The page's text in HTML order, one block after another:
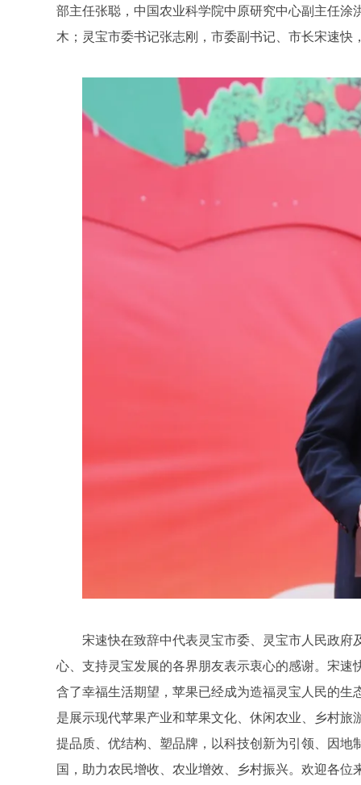
部主任张聪，中国农业科学院中原研究中心副主任
木；灵宝市委书记张志刚，市委副书记、市长宋速
宋速快在致辞中代表灵宝市委、灵宝市人民政
心、支持灵宝发展的各界朋友表示衷心的感谢。宋
含了幸福生活期望，苹果已经成为造福灵宝人民的生
是展示现代苹果产业和苹果文化、休闲农业、乡村
提品质、优结构、塑品牌，以科技创新为引领、因
国，助力农民增收、农业增效、乡村振兴。欢迎各